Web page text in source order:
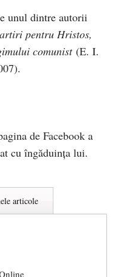
unul dintre autorii
pentru Hristos,
comunist(E. I.
de Facebook a
cu îngăduința lui.
articole